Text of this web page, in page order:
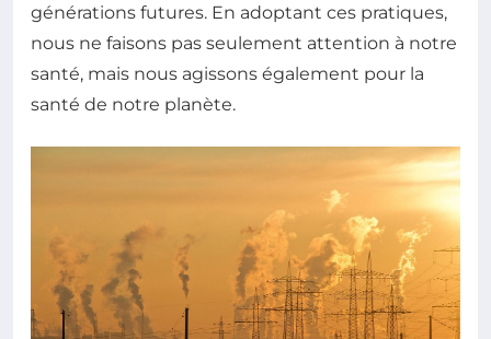
générations futures. En adoptant ces pratiques,
nous ne faisons pas seulement attention à notre
santé, mais nous agissons également pour la
santé de notre planète.